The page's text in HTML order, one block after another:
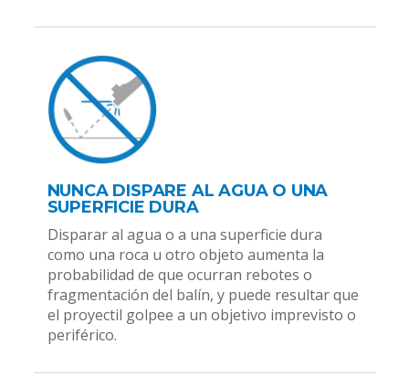
NUNCA DISPARE AL AGUA O UNA
SUPERFICIE DURA
Disparar al agua o a una superficie dura
como una roca u otro objeto aumenta la
probabilidad de que ocurran rebotes o
fragmentación del balín, y puede resultar que
el proyectil golpee a un objetivo imprevisto o
periférico.